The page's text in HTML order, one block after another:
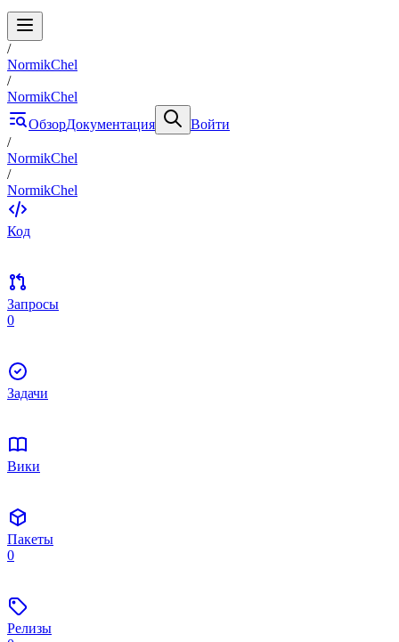
/
NormikChel
/
NormikChel
ОбзорДокументация
Войти
/
NormikChel
/
NormikChel
Код
Запросы
0
Задачи
Вики
Пакеты
0
Релизы